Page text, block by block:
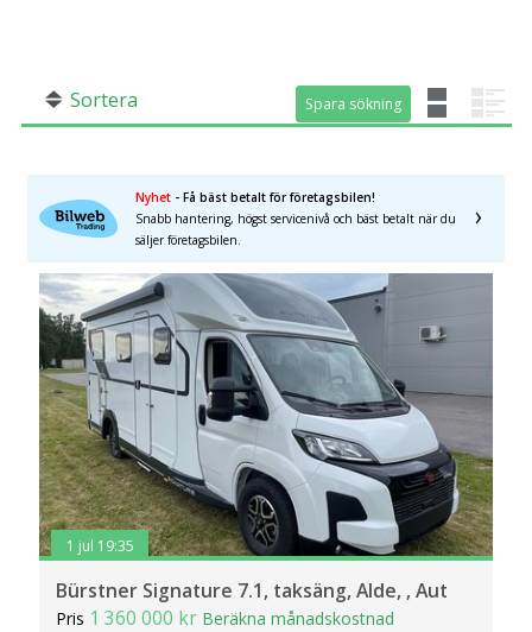
Sortera Spara sökning
Spara sökning
Nyhet - Få bäst betalt för företagsbilen!
Snabb hantering, högst servicenivå och bäst betalt när du
säljer företagsbilen.
1 jul 19:35
Bürstner Signature 7.1, taksäng, Alde, , Aut
Pris 1 360 000 kr Beräkna månadskostnad